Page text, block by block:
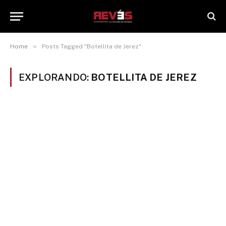
Home » Posts Tagged "Botellita de Jerez"
EXPLORANDO: BOTELLITA DE JEREZ